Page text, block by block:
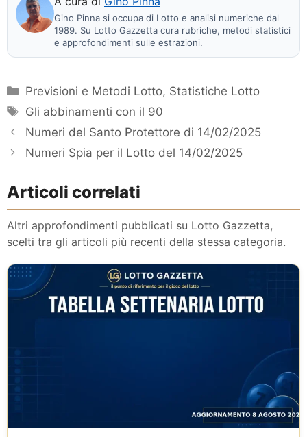
Gino Pinna si occupa di Lotto e analisi numeriche dal
1989. Su Lotto Gazzetta cura rubriche, metodi statistici
e approfondimenti sulle estrazioni.
Categorie
Previsioni e Metodi Lotto, Statistiche Lotto
Tag
Gli abbinamenti con il 90
Numeri del Santo Protettore di 14/02/2025
Numeri Spia per il Lotto del 14/02/2025
Articoli correlati
Altri approfondimenti pubblicati su Lotto Gazzetta,
scelti tra gli articoli più recenti della stessa categoria.